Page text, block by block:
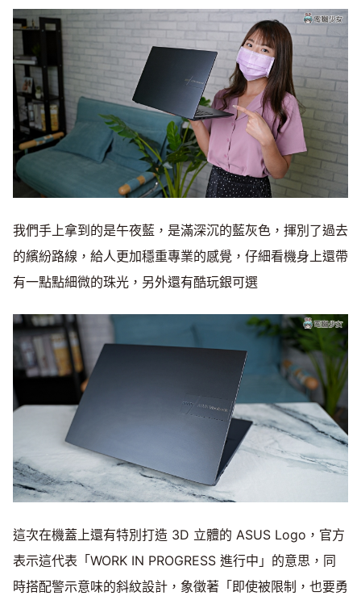
我們手上拿到的是午夜藍，是滿深沉的藍灰色，揮別了過去
的繽紛路線，給人更加穩重專業的感覺，仔細看機身上還帶
有一點點細微的珠光，另外還有酷玩銀可選
這次在機蓋上還有特別打造 3D 立體的 ASUS Logo，官方
表示這代表「WORK IN PROGRESS 進行中」的意思，同
時搭配警示意味的斜紋設計，象徵著「即使被限制，也要勇